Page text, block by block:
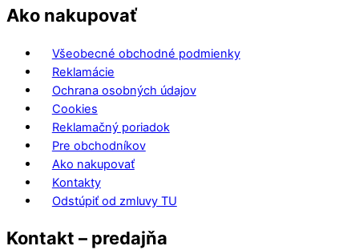
Ako nakupovať
Všeobecné obchodné podmienky
Reklamácie
Ochrana osobných údajov
Cookies
Reklamačný poriadok
Pre obchodníkov
Ako nakupovať
Kontakty
Odstúpiť od zmluvy TU
Kontakt – predajňa